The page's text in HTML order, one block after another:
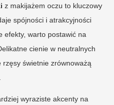
z makijażem oczu to kluczowy
spójności i atrakcyjności
efekty, warto postawić na
cienie w neutralnych
świetnie zrównoważą
wyraziste akcenty na